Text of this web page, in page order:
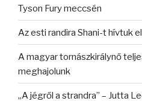
Tyson Fury meccsén
Az esti randira Shani-t hívtuk el
A magyar tornászkirálynő
meghajolunk
„A jégről a strandra” – Jutta